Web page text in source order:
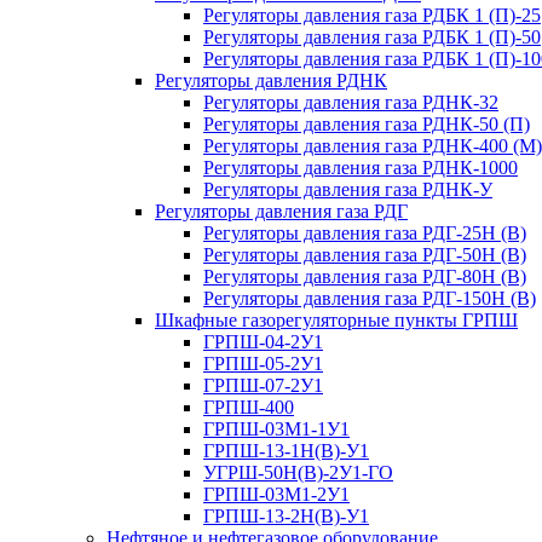
Регуляторы давления газа РДБК 1 (П)-25
Регуляторы давления газа РДБК 1 (П)-50
Регуляторы давления газа РДБК 1 (П)-
Регуляторы давления РДНК
Регуляторы давления газа РДНК-32
Регуляторы давления газа РДНК-50 (П)
Регуляторы давления газа РДНК-400 (М)
Регуляторы давления газа РДНК-1000
Регуляторы давления газа РДНК-У
Регуляторы давления газа РДГ
Регуляторы давления газа РДГ-25Н (В)
Регуляторы давления газа РДГ-50Н (В)
Регуляторы давления газа РДГ-80Н (В)
Регуляторы давления газа РДГ-150Н (В)
Шкафные газорегуляторные пункты ГРПШ
ГРПШ-04-2У1
ГРПШ-05-2У1
ГРПШ-07-2У1
ГРПШ-400
ГРПШ-03М1-1У1
ГРПШ-13-1Н(В)-У1
УГРШ-50Н(В)-2У1-ГО
ГРПШ-03М1-2У1
ГРПШ-13-2Н(В)-У1
Нефтяное и нефтегазовое оборудование